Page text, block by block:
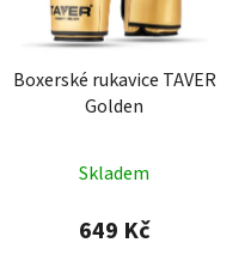
Boxerské rukavice TAVER
Golden
Skladem
649 Kč